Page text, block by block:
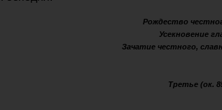
Рождество
Усекновение
Зачатие честного,
Третье (ок.